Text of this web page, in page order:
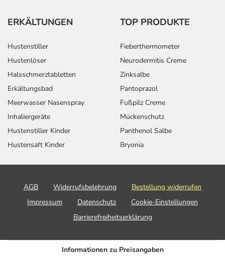
ERKÄLTUNGEN
Hustenstiller
Hustenlöser
Halsschmerztabletten
Erkältungsbad
Meerwasser Nasenspray
Inhaliergeräte
Hustenstiller Kinder
Hustensaft Kinder
TOP PRODUKTE
Fieberthermometer
Neurodermitis Creme
Zinksalbe
Pantoprazol
Fußpilz Creme
Mückenschutz
Panthenol Salbe
Bryonia
AGB Widerrufsbelehrung
Bestellung widerrufen
Impressum
Datenschutz
Cookie-Einstellungen
Barrierefreiheitserklärung
Informationen zu Preisangaben